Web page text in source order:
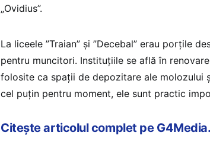
„Ovidius”.
La liceele ”Traian” și ”Decebal” erau porțile
pentru muncitori. Instituțiile se află în
folosite ca spații de depozitare ale molozului
cel puțin pentru moment, ele sunt practic
Citește articolul complet pe